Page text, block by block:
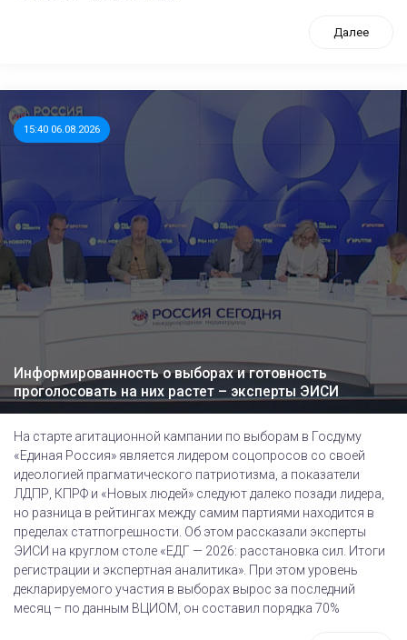
Далее
15:40 06.08.2026
Информированность о выборах и готовность
проголосовать на них растет – эксперты ЭИСИ
На старте агитационной кампании по выборам в Госдуму
«Единая Россия» является лидером соцопросов со своей
идеологией прагматического патриотизма, а показатели
ЛДПР, КПРФ и «Новых людей» следуют далеко позади лидера,
но разница в рейтингах между самим партиями находится в
пределах статпогрешности. Об этом рассказали эксперты
ЭИСИ на круглом столе «ЕДГ — 2026: расстановка сил. Итоги
регистрации и экспертная аналитика». При этом уровень
декларируемого участия в выборах вырос за последний
месяц – по данным ВЦИОМ, он составил порядка 70%